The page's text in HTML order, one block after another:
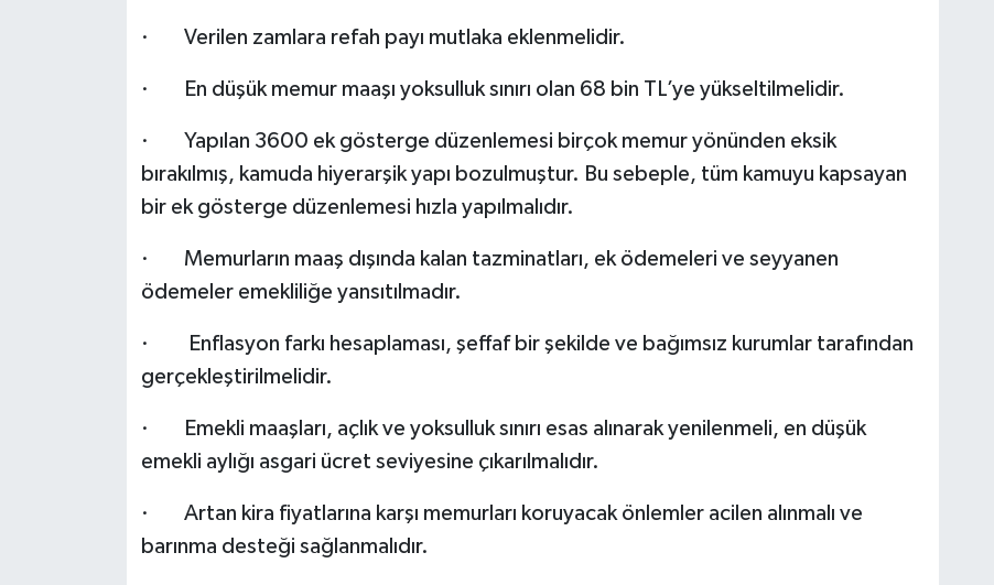
· Verilen zamlara refah payı mutlaka eklenmelidir.
· En düşük memur maaşı yoksulluk sınırı olan 68 bin TL’ye yükseltilmelidir.
· Yapılan 3600 ek gösterge düzenlemesi birçok memur yönünden eksik
bırakılmış, kamuda hiyerarşik yapı bozulmuştur. Bu sebeple, tüm kamuyu kapsayan
bir ek gösterge düzenlemesi hızla yapılmalıdır.
· Memurların maaş dışında kalan tazminatları, ek ödemeleri ve seyyanen
ödemeler emekliliğe yansıtılmadır.
· Enflasyon farkı hesaplaması, şeffaf bir şekilde ve bağımsız kurumlar tarafından
gerçekleştirilmelidir.
· Emekli maaşları, açlık ve yoksulluk sınırı esas alınarak yenilenmeli, en düşük
emekli aylığı asgari ücret seviyesine çıkarılmalıdır.
· Artan kira fiyatlarına karşı memurları koruyacak önlemler acilen alınmalı ve
barınma desteği sağlanmalıdır.